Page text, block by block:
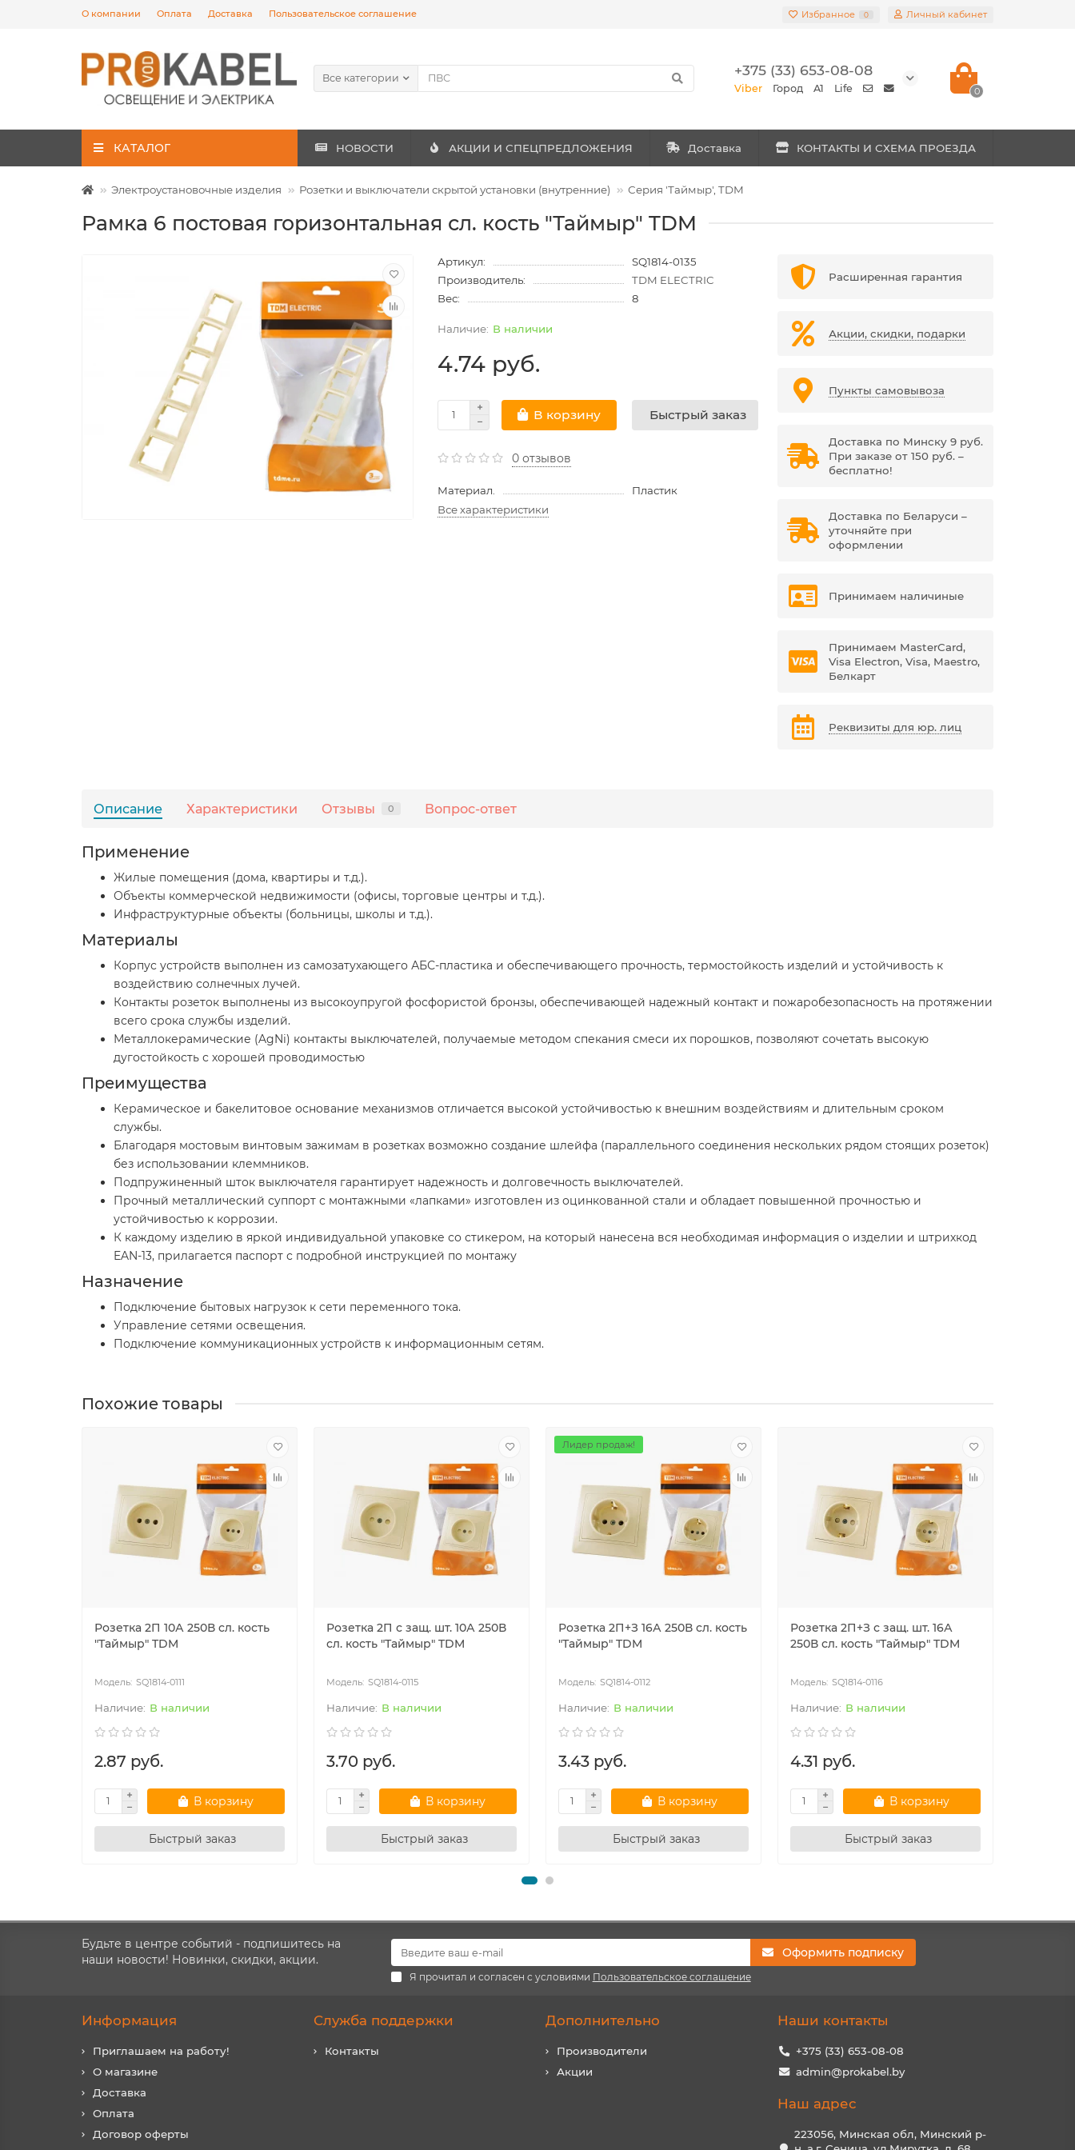
О компании Оплата Доставка Пользовательское соглашение Избранное 0 Личный кабинет
Все категории +375 (33) 653-08-08
Viber Город A1 Life 0
КАТАЛОГ НОВОСТИ АКЦИИ И СПЕЦПРЕДЛОЖЕНИЯ Доставка КОНТАКТЫ И СХЕМА ПРОЕЗДА
Электроустановочные изделия Розетки и выключатели скрытой установки (внутренние) Серия 'Таймыр', TDM
Рамка 6 постовая горизонтальная сл. кость "Таймыр" TDM
Артикул:
SQ1814-0135
Производитель:
TDM ELECTRIC
Вес:
8
В наличии
4.74 руб.
В корзину Быстрый заказ
0 отзывов
Материал.
Пластик
Все характеристики
Расширенная гарантия
Акции, скидки, подарки
Пункты самовывоза
Доставка по Минску 9 руб.
При заказе от 150 руб. –
бесплатно!
Доставка по Беларуси –
уточняйте при
оформлении
Принимаем наличиные
Принимаем MasterCard,
Visa Electron, Visa, Maestro,
Белкарт
Реквизиты для юр. лиц
Описание Характеристики Отзывы 0 Вопрос-ответ
Применение
Жилые помещения (дома, квартиры и т.д.).
Объекты коммерческой недвижимости (офисы, торговые центры и т.д.).
Инфраструктурные объекты (больницы, школы и т.д.).
Материалы
Корпус устройств выполнен из самозатухающего АБС-пластика и обеспечивающего прочность, термостойкость изделий и устойчивость к
воздействию солнечных лучей.
Контакты розеток выполнены из высокоупругой фосфористой бронзы, обеспечивающей надежный контакт и пожаробезопасность на протяжении
всего срока службы изделий.
Металлокерамические (AgNi) контакты выключателей, получаемые методом спекания смеси их порошков, позволяют сочетать высокую
дугостойкость с хорошей проводимостью
Преимущества
Керамическое и бакелитовое основание механизмов отличается высокой устойчивостью к внешним воздействиям и длительным сроком
службы.
Благодаря мостовым винтовым зажимам в розетках возможно создание шлейфа (параллельного соединения нескольких рядом стоящих розеток)
без использовании клеммников.
Подпружиненный шток выключателя гарантирует надежность и долговечность выключателей.
Прочный металлический суппорт с монтажными «лапками» изготовлен из оцинкованной стали и обладает повышенной прочностью и
устойчивостью к коррозии.
К каждому изделию в яркой индивидуальной упаковке со стикером, на который нанесена вся необходимая информация о изделии и штрихкод
EAN-13, прилагается паспорт с подробной инструкцией по монтажу
Назначение
Подключение бытовых нагрузок к сети переменного тока.
Управление сетями освещения.
Подключение коммуникационных устройств к информационным сетям.
Похожие товары
Розетка 2П 10А 250В сл. кость
"Таймыр" TDM
SQ1814-0111
В наличии
2.87 руб.
В корзину
Быстрый заказ
Розетка 2П с защ. шт. 10А 250В
сл. кость "Таймыр" TDM
SQ1814-0115
В наличии
3.70 руб.
В корзину
Быстрый заказ
Лидер продаж!
Розетка 2П+З 16А 250В сл. кость
"Таймыр" TDM
SQ1814-0112
В наличии
3.43 руб.
В корзину
Быстрый заказ
Розетка 2П+З с защ. шт. 16А
250В сл. кость "Таймыр" TDM
SQ1814-0116
В наличии
4.31 руб.
В корзину
Быстрый заказ
Будьте в центре событий - подпишитесь на
наши новости! Новинки, скидки, акции.
Оформить подписку
Я прочитал и согласен с условиями Пользовательское соглашение
Информация
Приглашаем на работу!
О магазине
Доставка
Оплата
Договор оферты
Служба поддержки
Контакты
Дополнительно
Производители
Акции
Наши контакты
+375 (33) 653-08-08
admin@prokabel.by
Наш адрес
223056, Минская обл, Минский р-